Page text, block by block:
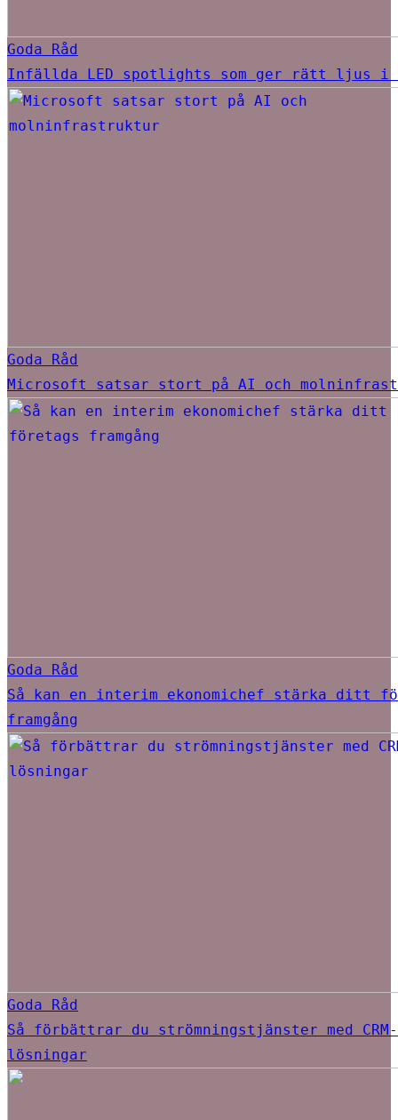
Goda Råd
Infällda LED spotlights som ger rätt ljus i
Goda Råd
Microsoft satsar stort på AI och
Goda Råd
Så kan en interim ekonomichef stärka ditt
framgång
Goda Råd
Så förbättrar du strömningstjänster med CRM-
lösningar